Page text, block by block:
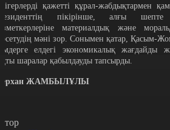
қажетті құрал-жабдықтармен
пікірінше, алғы
материалдық және
мәні зор. Сонымен қатар, Қасым-
елдегі экономикалық жағдайды
шаралар қабылдауды тапсырды.
ЖАМБЫЛҰЛЫ